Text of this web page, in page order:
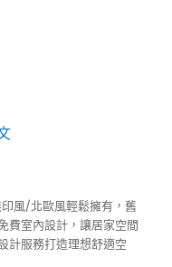
風/北歐風輕鬆擁有，舊
費室內設計，讓居家空間
計服務打造理想舒適空